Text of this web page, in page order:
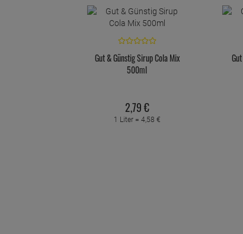
Gut & Günstig Sirup Cola Mix
500ml
2,79€
1 Liter = 4, 58 €